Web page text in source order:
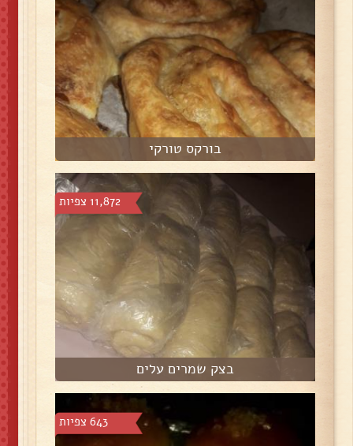
בורקס טורקי
11,872 צפיות
בצק שמרים עלים
643 צפיות